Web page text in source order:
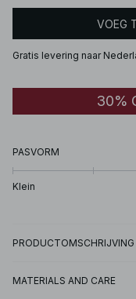
VOEG
Gratis levering naar
30%
PASVORM
Klein
PRODUCTOMSCHRIJVING
MATERIALS AND CARE